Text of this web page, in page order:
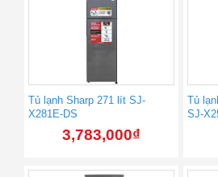
Tủ lạnh Sharp 271 lít SJ-
X281E-DS
3,783,000₫
Tủ
SJ-